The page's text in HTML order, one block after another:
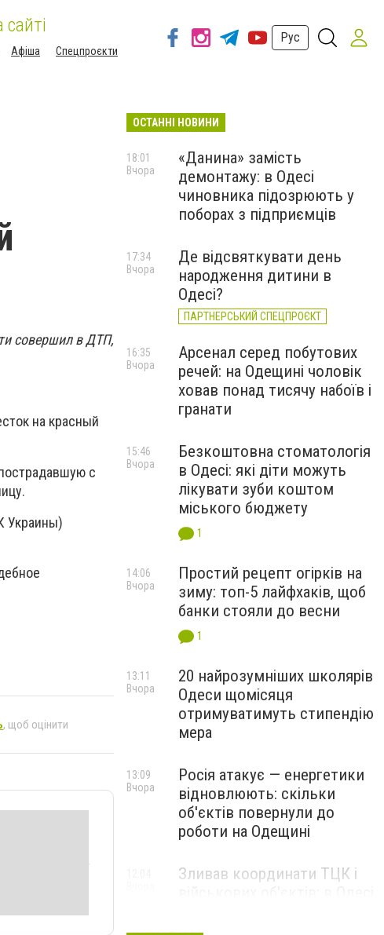
Афіша Спецпроєкти
Рус
совершил в ДТП,
на красный
с
Украины)
, щоб оцінити
ОСТАННІ НОВИНИ
«Данина» замість
демонтажу: в Одесі
чиновника підозрюють у
поборах з підприємців
18:01
Вчора
Де відсвяткувати день
народження дитини в
Одесі?
ПАРТНЕРСЬКИЙ СПЕЦПРОЄКТ
17:34
Вчора
Арсенал серед побутових
речей: на Одещині чоловік
ховав понад тисячу набоїв і
гранати
16:35
Вчора
Безкоштовна стоматологія
в Одесі: які діти можуть
лікувати зуби коштом
міського бюджету
1
15:46
Вчора
Простий рецепт огірків на
зиму: топ-5 лайфхаків, щоб
банки стояли до весни
1
14:06
Вчора
20 найрозумніших школярів
Одеси щомісяця
отримуватимуть стипендію
мера
13:11
Вчора
Росія атакує — енергетики
відновлюють: скільки
об'єктів повернули до
роботи на Одещині
13:09
Вчора
Зливав координати ТЦК і